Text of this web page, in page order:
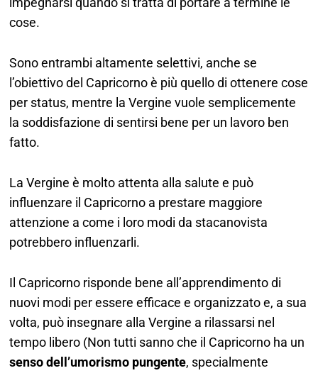
cose.
Sono entrambi altamente selettivi, anche se
l’obiettivo del Capricorno è più quello di ottenere cose
per status, mentre la Vergine vuole semplicemente
la soddisfazione di sentirsi bene per un lavoro ben
fatto.
La Vergine è molto attenta alla salute e può
influenzare il Capricorno a prestare maggiore
attenzione a come i loro modi da stacanovista
potrebbero influenzarli.
Il Capricorno risponde bene all’apprendimento di
nuovi modi per essere efficace e organizzato e, a sua
volta, può insegnare alla Vergine a rilassarsi nel
tempo libero (Non tutti sanno che il Capricorno ha un
senso dell’umorismo pungente, specialmente